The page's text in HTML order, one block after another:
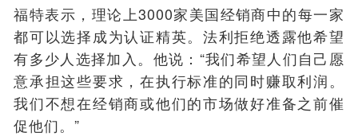
福特表示，理论上3000家美国经销商中的每一家
都可以选择成为认证精英。法利拒绝透露他希望
有多少人选择加入。他说：“我们希望人们自己愿
意承担这些要求，在执行标准的同时赚取利润。
我们不想在经销商或他们的市场做好准备之前催
促他们。”